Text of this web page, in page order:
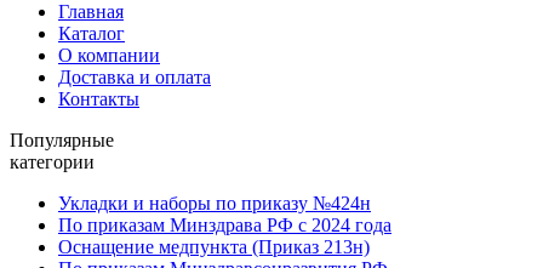
Главная
Каталог
О компании
Доставка и оплата
Контакты
Популярные
категории
Укладки и наборы по приказу №424н
По приказам Минздрава РФ с 2024 года
Оснащение медпункта (Приказ 213н)